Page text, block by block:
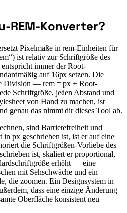
REM-Konverter?
Pixelmaße in rem-Einheiten für
ist relativ zur Schriftgröße des
immer der Root-
auf 16px setzen. Die
Division — rem = px ÷ Root-
Schriftgröße, jeden Abstand und
von Hand zu machen, ist
genau das nimmt dir dieses Tool ab.
sind Barrierefreiheit und
in px geschrieben ist, ist er auf eine
die Schriftgrößen-Vorliebe des
ist, skaliert er proportional,
erhöht — eine
mit Sehschwäche und ein
die zoomen. Ein Designsystem in
dass eine einzige Änderung
Oberfläche konsistent neu